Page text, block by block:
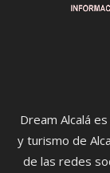
Dream Alcalá
y turismo de
de las redes